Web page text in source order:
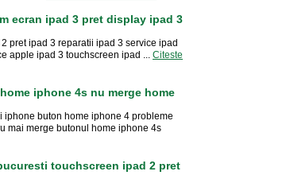
ecran ipad 3 pret display ipad 3
pret ipad 3 reparatii ipad 3 service ipad
apple ipad 3 touchscreen ipad ... Citeste
iphone 4s nu merge home
iphone buton home iphone 4 probleme
mai merge butonul home iphone 4s
touchscreen ipad 2 pret